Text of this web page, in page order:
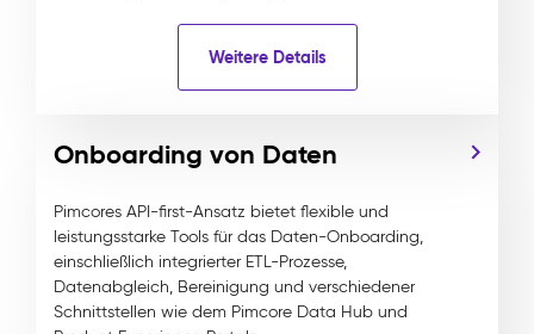
Weitere Details
Onboarding von Daten
Pimcores API-first-Ansatz bietet flexible und
leistungsstarke Tools für das Daten-Onboarding,
einschließlich integrierter ETL-Prozesse,
Datenabgleich, Bereinigung und verschiedener
Schnittstellen wie dem Pimcore Data Hub und